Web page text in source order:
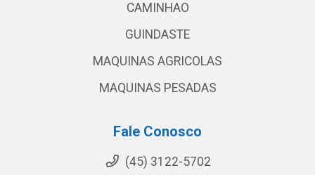
CAMINHAO
GUINDASTE
MAQUINAS AGRICOLAS
MAQUINAS PESADAS
Fale Conosco
(45) 3122-5702